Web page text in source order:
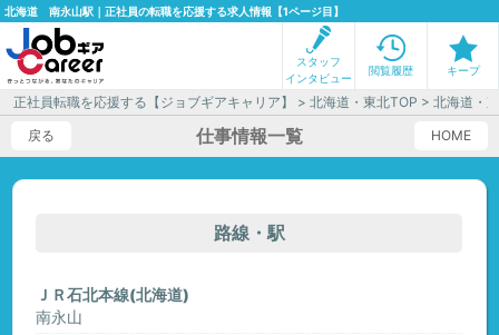
北海道 南永山駅｜正社員の転職を応援する求人情報【1ページ目】
スタッフ
インタビュー
閲覧履歴 キープ
正社員転職を応援する【ジョブギアキャリア】 >北海道・東北TOP >北海道・
戻る
HOME
仕事情報一覧
路線・駅
ＪＲ石北本線(北海道)
南永山